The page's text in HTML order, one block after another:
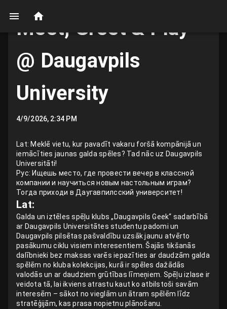
Meet, Greet & Play
@ Daugavpils
University
4/9/2026, 2:34 PM
Lat: Meklē vietu, kur pavadīt vakaru foršā kompānijā un
iemācīties jaunas galda spēles? Tad nāc uz Daugavpils
Universitāti!
Рус: Ищешь место, где провести вечер в классной
компании и научиться новым настольным играм?
Тогда приходи в Даугавпилсский университет!
Lat:
Galda un iztēles spēļu klubs „Daugavpils Geek“ sadarbībā
ar Daugavpils Universitātes studentu padomi un
Daugavpils pilsētas pašvaldību uzsāk jaunu atvērto
pasākumu ciklu visiem interesentiem. Šajās tikšanās
dalībnieki bez maksas varēs iepazīties ar daudzām galda
spēlēm no kluba kolekcijas, kurā ir spēles dažādās
valodās un ar daudziem grūtības līmeņiem. Spēļu izlase ir
veidota tā, lai ikviens atrastu kaut ko atbilstoši savām
interesēm – sākot no vieglām un ātram spēlēm līdz
stratēģijām, kas prasa nopietnu plānošanu.